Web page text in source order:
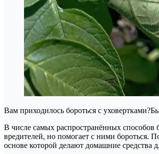
Вам приходилось бороться с
В числе самых распространённых способов
вредителей, но помогает с ними бороться.
основе которой делают домашние средства